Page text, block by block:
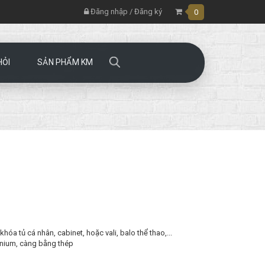
Đăng nhập / Đăng ký 0
SẢN PHẨM KM
tủ cá nhân, cabinet, hoặc vali, balo thể thao,...
càng bằng thép